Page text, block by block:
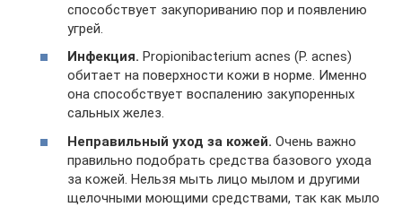
способствует закупориванию пор и появлению
угрей.
Инфекция. Propionibacterium acnes (P. acnes)
обитает на поверхности кожи в норме. Именно
она способствует воспалению закупоренных
сальных желез.
Неправильный уход за кожей. Очень важно
правильно подобрать средства базового ухода
за кожей. Нельзя мыть лицо мылом и другими
щелочными моющими средствами, так как мыло